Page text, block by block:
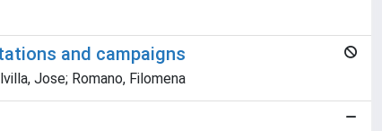
and campaigns
Jose; Romano, Filomena